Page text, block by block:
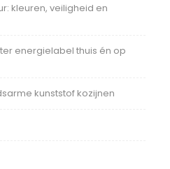
kleuren, veiligheid en
energielabel thuis én op
kunststof kozijnen